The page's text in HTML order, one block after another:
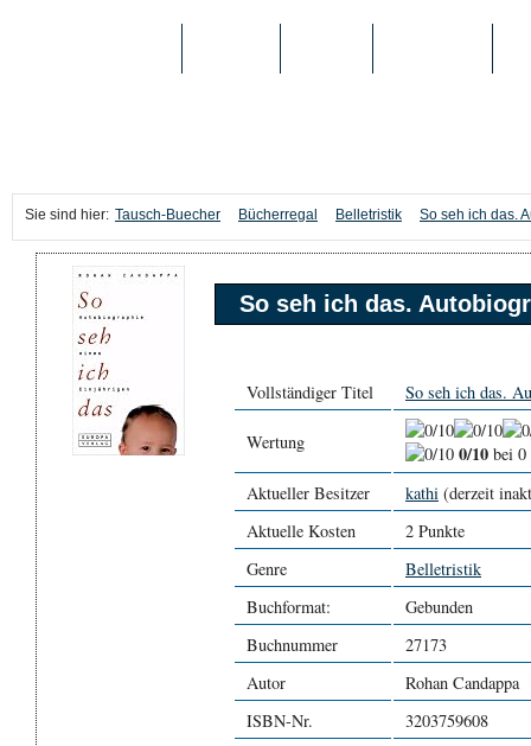
Sie sind hier: Tausch-Buecher Bücherregal Belletristik So seh ich das.
So seh ich das.
Vollständiger Titel So seh ich das.
Wertung 0/10 bei 0
Aktueller Besitzer
kathi (derzeit
Aktuelle Kosten
2 Punkte
Genre
Belletristik
Buchformat:
Gebunden
Buchnummer
27173
Autor
Rohan Candappa
ISBN-Nr.
3203759608